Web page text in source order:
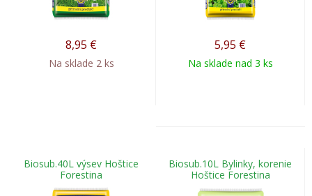
8,95 €
Na sklade 2 ks
5,95 €
Na sklade nad 3 ks
Biosub.40L výsev Hoštice
Forestina
Biosub.10L Bylinky, korenie
Hoštice Forestina